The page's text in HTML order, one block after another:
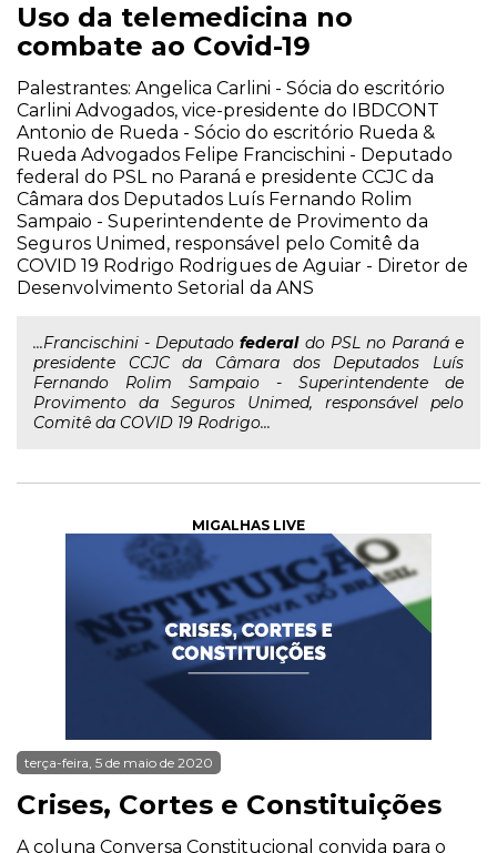
Uso da telemedicina no
combate ao Covid-19
Palestrantes: Angelica Carlini - Sócia do escritório
Carlini Advogados, vice-presidente do IBDCONT
Antonio de Rueda - Sócio do escritório Rueda &
Rueda Advogados Felipe Francischini - Deputado
federal do PSL no Paraná e presidente CCJC da
Câmara dos Deputados Luís Fernando Rolim
Sampaio - Superintendente de Provimento da
Seguros Unimed, responsável pelo Comitê da
COVID 19 Rodrigo Rodrigues de Aguiar - Diretor de
Desenvolvimento Setorial da ANS
...Francischini - Deputadofederaldo PSL no Paraná e
presidente CCJC da Câmara dos Deputados Luís
Fernando Rolim Sampaio - Superintendente de
Provimento da Seguros Unimed, responsável pelo
Comitê da COVID 19 Rodrigo...
MIGALHAS LIVE
terça-feira, 5 de maio de 2020
Crises, Cortes e Constituições
A coluna Conversa Constitucional convida para o